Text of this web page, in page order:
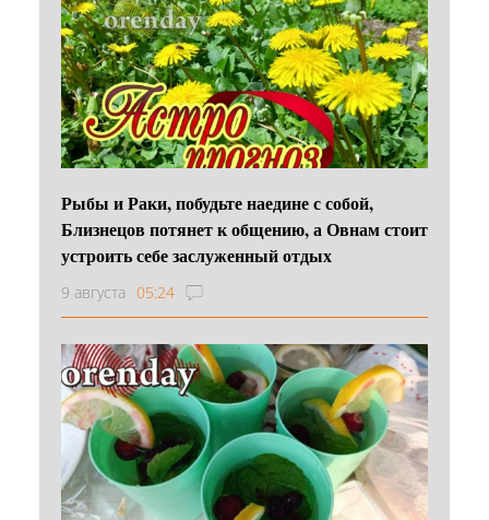
Рыбы и Раки, побудьте наедине с собой,
Близнецов потянет к общению, а Овнам стоит
устроить себе заслуженный отдых
9 августа 05:24